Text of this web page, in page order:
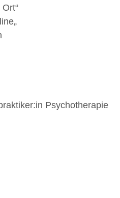
„
Psychotherapie